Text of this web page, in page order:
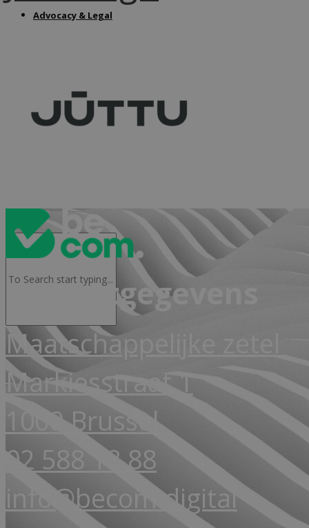
Advocacy & Legal
Contactgegevens
Maatschappelijke zetel
Markiesstraat 1
1000 Brussel
02 588 18 88
info@becom.digital